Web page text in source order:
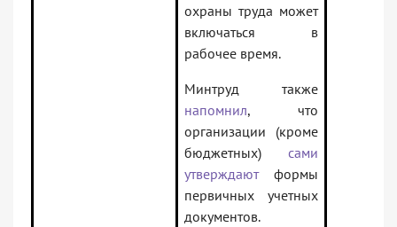
охраны труда может
включаться в
рабочее время.
Минтруд также
напомнил, что
организации (кроме
бюджетных) сами
утверждаютформы
первичных учетных
документов.